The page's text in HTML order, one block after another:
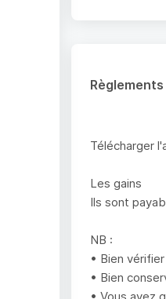
Règlements
Télécharger
Les gains
Ils sont
NB :
• Bien
• Bien